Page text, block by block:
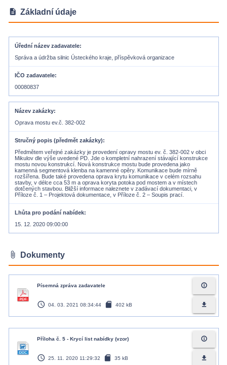
description Základní údaje
Úřední název zadavatele
Správa a údržba silnic Ústeckého kraje, příspěvková organizace
IČO zadavatele
00080837
Název zakázky
Oprava mostu ev.č. 382-002
Stručný popis (předmět zakázky)
Předmětem veřejné zakázky je provedení opravy mostu ev. č. 382-002 v obci
Mikulov dle výše uvedené PD. Jde o kompletní nahrazení stávající konstrukce
mostu novou konstrukcí. Nová konstrukce mostu bude provedena jako
kamenná segmentová klenba na kamenné opěry. Komunikace bude mírně
rozšířena. Bude také provedena oprava krytu komunikace v celém rozsahu
stavby, v délce cca 53 m a oprava koryta potoka pod mostem a v místech
dotčených stavbou. Bližší informace naleznete v zadávací dokumentaci, v
Příloze č. 1 – Projektová dokumentace, v Příloze č. 2 – Soupis prací.
Lhůta pro podání nabídek
15. 12. 2020 09:00:00
attach_file Dokumenty
Písemná zpráva zadavatele
access_time 04. 03. 2021 08:34:44 sd_card 402 kB
info_outline
file_download
Příloha č. 5 - Krycí list nabídky (vzor)
access_time 25. 11. 2020 11:29:32 sd_card 35 kB
info_outline
file_download